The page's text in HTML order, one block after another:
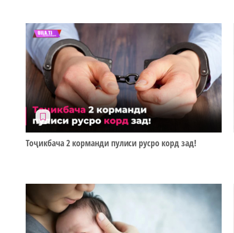
Тоҷикбача 2 корманди пулиси русро корд зад!